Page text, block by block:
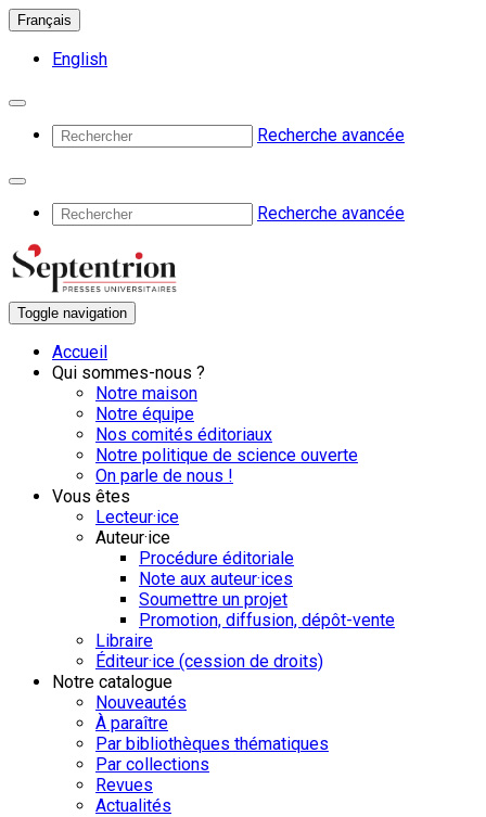
Français
English
Recherche avancée
Recherche avancée
Toggle navigation
Accueil
Qui sommes-nous ?
Notre maison
Notre équipe
Nos comités éditoriaux
Notre politique de science ouverte
On parle de nous !
Vous êtes
Lecteur·ice
Auteur·ice
Procédure éditoriale
Note aux auteur·ices
Soumettre un projet
Promotion, diffusion, dépôt-vente
Libraire
Éditeur·ice (cession de droits)
Notre catalogue
Nouveautés
À paraître
Par bibliothèques thématiques
Par collections
Revues
Actualités